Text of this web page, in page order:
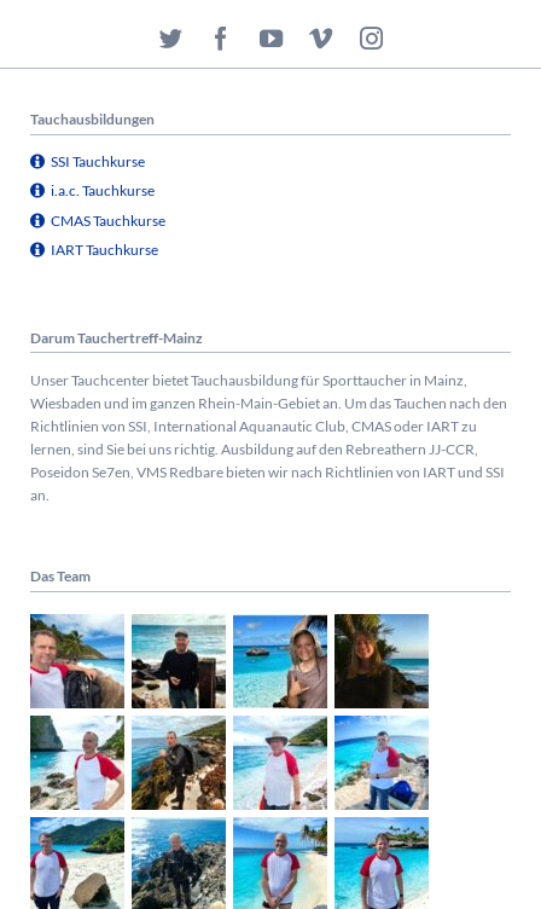
Tauchausbildungen
SSI Tauchkurse
i.a.c. Tauchkurse
CMAS Tauchkurse
IART Tauchkurse
Darum Tauchertreff-Mainz
Unser Tauchcenter bietet Tauchausbildung für Sporttaucher in Mainz,
Wiesbaden und im ganzen Rhein-Main-Gebiet an. Um das Tauchen nach den
Richtlinien von SSI, International Aquanautic Club, CMAS oder IART zu
lernen, sind Sie bei uns richtig. Ausbildung auf den Rebreathern JJ-CCR,
Poseidon Se7en, VMS Redbare bieten wir nach Richtlinien von IART und SSI
an.
Das Team